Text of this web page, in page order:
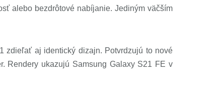
alebo bezdrôtové nabíjanie. Jediným väčším
zdieľať aj identický dizajn. Potvrdzujú to nové
Rendery ukazujú Samsung Galaxy S21 FE v